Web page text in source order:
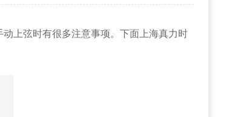
上弦时有很多注意事项。下面上海真力时